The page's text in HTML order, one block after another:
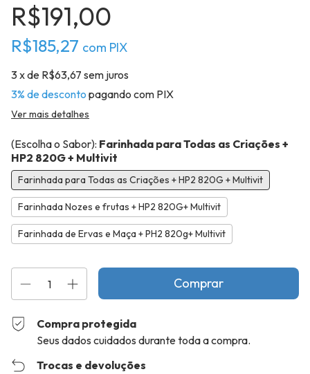
R$191,00
R$185,27 com PIX
3x de R$63,67 sem juros
3% de desconto pagando com PIX
Ver mais detalhes
(Escolha o Sabor): Farinhada para Todas as Criações +
HP2 820G + Multivit
Farinhada para Todas as Criações + HP2 820G + Multivit
Farinhada Nozes e frutas + HP2 820G+ Multivit
Farinhada de Ervas e Maça + PH2 820g+ Multivit
Compra protegida
Seus dados cuidados durante toda a compra.
Trocas e devoluções